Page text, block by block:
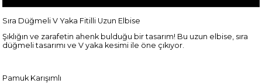
Sıra Düğmeli V Yaka Fitilli Uzun Elbise
Şıklığın ve zarafetin ahenk bulduğu bir tasarım! Bu uzun elbise, sıra
düğmeli tasarımı ve V yaka kesimi ile öne çıkıyor.
Pamuk Karışımlı